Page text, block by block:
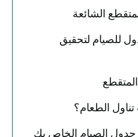
الشائعة
للصيام لتحقيق
الطعام؟
جدول الصيام الخاص بك